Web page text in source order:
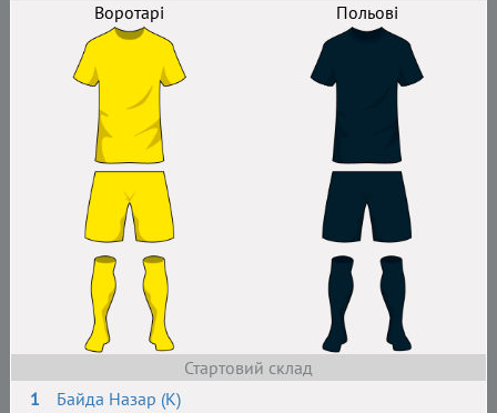
Воротарі
Польові
Стартовий склад
1
Байда Назар (К)